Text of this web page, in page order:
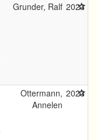
Grunder, Ralf 2023
Ottermann,
Annelen
2023